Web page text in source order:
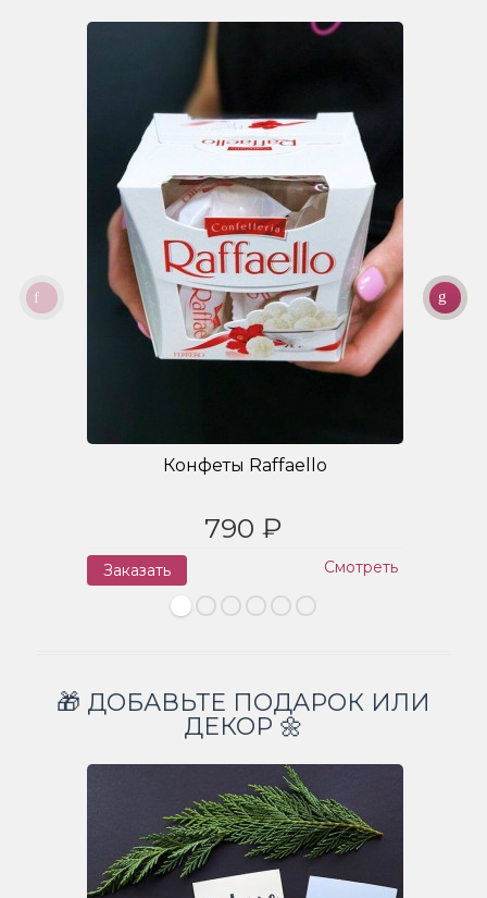
Конфеты Raffaello
790 ₽
Заказать Смотреть
🎁 ДОБАВЬТЕ ПОДАРОК ИЛИ
ДЕКОР 🌼